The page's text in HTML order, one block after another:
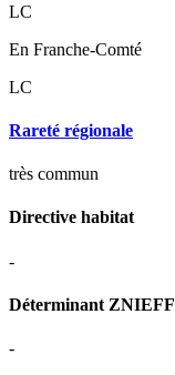
LC
En Franche-Comté
LC
Rareté régionale
très commun
Directive habitat
-
Déterminant ZNIEFF
-